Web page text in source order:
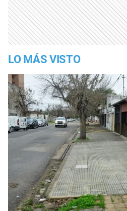
LO MÁS VISTO